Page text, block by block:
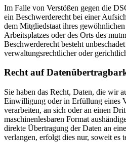
Im Falle von Verstößen gegen die
ein Beschwerderecht bei einer
dem Mitgliedstaat ihres
Arbeitsplatzes oder des Orts des
Beschwerderecht besteht
verwaltungsrechtlicher oder
Recht auf
Sie haben das Recht, Daten, die wir
Einwilligung oder in Erfüllung eines
verarbeiten, an sich oder an einen
maschinenlesbaren Format
direkte Übertragung der Daten an
verlangen, erfolgt dies nur, soweit es